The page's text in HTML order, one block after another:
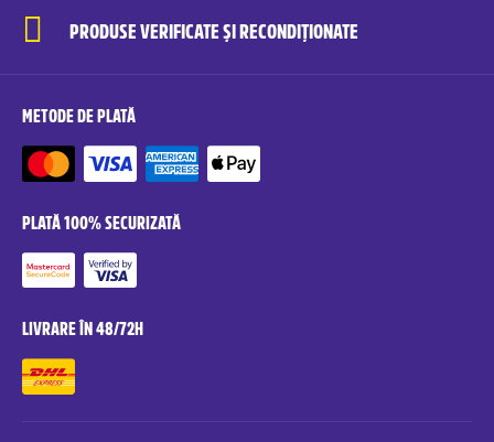
PRODUSE VERIFICATE ȘI RECONDIȚIONATE
METODE DE PLATĂ
PLATĂ 100% SECURIZATĂ
LIVRARE ÎN 48/72H